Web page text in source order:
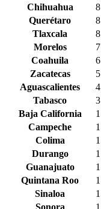
Chihuahua
8
Querétaro
8
Tlaxcala
8
Morelos
7
Coahuila
6
Zacatecas
5
Aguascalientes
4
Tabasco
3
Baja California
1
Campeche
1
Colima
1
Durango
1
Guanajuato
1
Quintana Roo
1
Sinaloa
1